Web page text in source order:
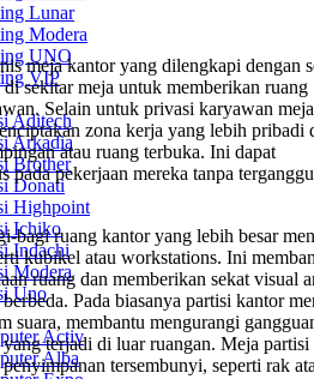
Lunar
Modera
UNO
VIP
Aditech
Arkadia
Brother
Donati
Highpoint
Ichiko
Indachi
Modera
Uno
Activ
Alba
meja kantor yang dilengkapi dengan
di sekitar meja untuk memberikan ruang
Selain untuk privasi karyawan meja
zona kerja yang lebih pribadi
atau ruang terbuka. Ini dapat
pada pekerjaan mereka tanpa
bagi ruang kantor yang lebih besar
kubikel atau workstations. Ini
ruang dan memberikan sekat visual
Pada biasanya partisi kantor
suara, membantu mengurangi
terjadi di luar ruangan. Meja partisi
tersembunyi, seperti rak